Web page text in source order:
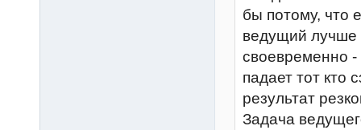
бы потому, что
ведущий лучше
своевременно
падает тот кто
результат
Задача